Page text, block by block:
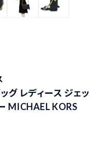
グ レディース ジェッ
MICHAEL KORS